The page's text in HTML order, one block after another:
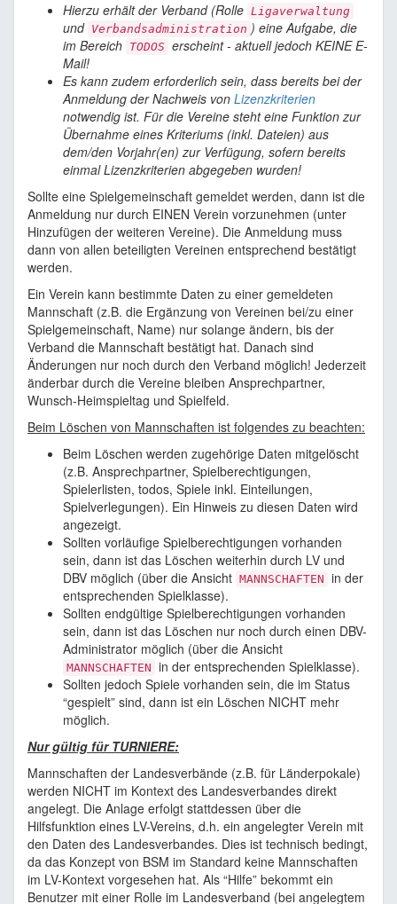
Hierzu erhält der Verband (Rolle Ligaverwaltung
und Verbandsadministration ) eine Aufgabe, die
im Bereich TODOS erscheint - aktuell jedoch KEINE E-
Mail!
Es kann zudem erforderlich sein, dass bereits bei der
Anmeldung der Nachweis von Lizenzkriterien
notwendig ist. Für die Vereine steht eine Funktion zur
Übernahme eines Kriteriums (inkl. Dateien) aus
dem/den Vorjahr(en) zur Verfügung, sofern bereits
einmal Lizenzkriterien abgegeben wurden!
Sollte eine Spielgemeinschaft gemeldet werden, dann ist die
Anmeldung nur durch EINEN Verein vorzunehmen (unter
Hinzufügen der weiteren Vereine). Die Anmeldung muss
dann von allen beteiligten Vereinen entsprechend bestätigt
werden.
Ein Verein kann bestimmte Daten zu einer gemeldeten
Mannschaft (z.B. die Ergänzung von Vereinen bei/zu einer
Spielgemeinschaft, Name) nur solange ändern, bis der
Verband die Mannschaft bestätigt hat. Danach sind
Änderungen nur noch durch den Verband möglich! Jederzeit
änderbar durch die Vereine bleiben Ansprechpartner,
Wunsch-Heimspieltag und Spielfeld.
Beim Löschen von Mannschaften ist folgendes zu beachten:
Beim Löschen werden zugehörige Daten mitgelöscht
(z.B. Ansprechpartner, Spielberechtigungen,
Spielerlisten, todos, Spiele inkl. Einteilungen,
Spielverlegungen). Ein Hinweis zu diesen Daten wird
angezeigt.
Sollten vorläufige Spielberechtigungen vorhanden
sein, dann ist das Löschen weiterhin durch LV und
DBV möglich (über die Ansicht MANNSCHAFTEN in der
entsprechenden Spielklasse).
Sollten endgültige Spielberechtigungen vorhanden
sein, dann ist das Löschen nur noch durch einen DBV-
Administrator möglich (über die Ansicht
MANNSCHAFTEN in der entsprechenden Spielklasse).
Sollten jedoch Spiele vorhanden sein, die im Status
“gespielt” sind, dann ist ein Löschen NICHT mehr
möglich.
Nur gültig für TURNIERE:
Mannschaften der Landesverbände (z.B. für Länderpokale)
werden NICHT im Kontext des Landesverbandes direkt
angelegt. Die Anlage erfolgt stattdessen über die
Hilfsfunktion eines LV-Vereins, d.h. ein angelegter Verein mit
den Daten des Landesverbandes. Dies ist technisch bedingt,
da das Konzept von BSM im Standard keine Mannschaften
im LV-Kontext vorgesehen hat. Als “Hilfe” bekommt ein
Benutzer mit einer Rolle im Landesverband (bei angelegtem